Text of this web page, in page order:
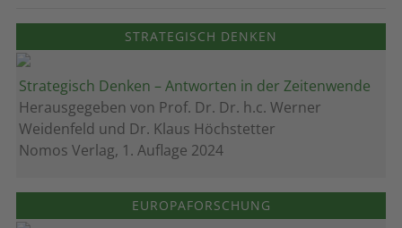
STRATEGISCH DENKEN
Strategisch Denken – Antworten in der Zeitenwende
Herausgegeben von Prof. Dr. Dr. h.c. Werner
Weidenfeld und Dr. Klaus Höchstetter
Nomos Verlag, 1. Auflage 2024
EUROPAFORSCHUNG